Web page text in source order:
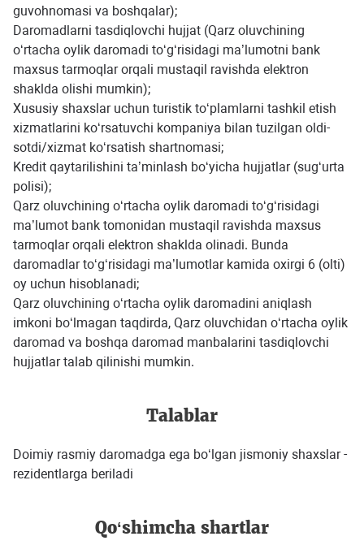
guvohnomasi va boshqalar);
Daromadlarni tasdiqlovchi hujjat (Qarz oluvchining
o‘rtacha oylik daromadi to‘g‘risidagi ma’lumotni bank
maxsus tarmoqlar orqali mustaqil ravishda elektron
shaklda olishi mumkin);
Xususiy shaxslar uchun turistik to‘plamlarni tashkil etish
xizmatlarini ko‘rsatuvchi kompaniya bilan tuzilgan oldi-
sotdi/xizmat ko‘rsatish shartnomasi;
Kredit qaytarilishini ta’minlash bo‘yicha hujjatlar (sug‘urta
polisi);
Qarz oluvchining o‘rtacha oylik daromadi to‘g‘risidagi
ma’lumot bank tomonidan mustaqil ravishda maxsus
tarmoqlar orqali elektron shaklda olinadi. Bunda
daromadlar to‘g‘risidagi ma’lumotlar kamida oxirgi 6 (olti)
oy uchun hisoblanadi;
Qarz oluvchining o‘rtacha oylik daromadini aniqlash
imkoni bo‘lmagan taqdirda, Qarz oluvchidan o‘rtacha oylik
daromad va boshqa daromad manbalarini tasdiqlovchi
hujjatlar talab qilinishi mumkin.
Talablar
Doimiy rasmiy daromadga ega bo‘lgan jismoniy shaxslar -
rezidentlarga beriladi
Qo‘shimcha shartlar